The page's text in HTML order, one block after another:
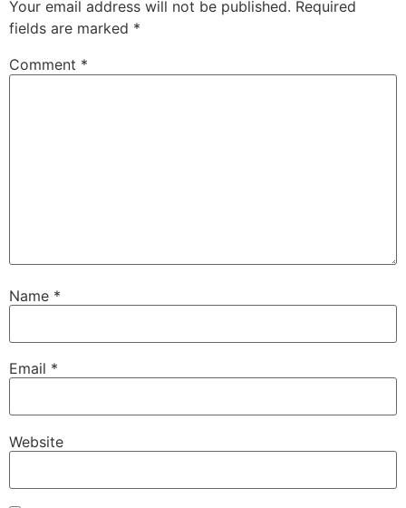
Your email address will not be published. Required
fields are marked *
Comment *
Name *
Email *
Website